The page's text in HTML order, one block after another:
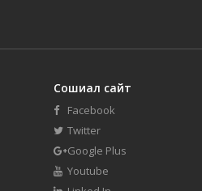
Сошиал сайт
Facebook
Twitter
Google Plus
Youtube